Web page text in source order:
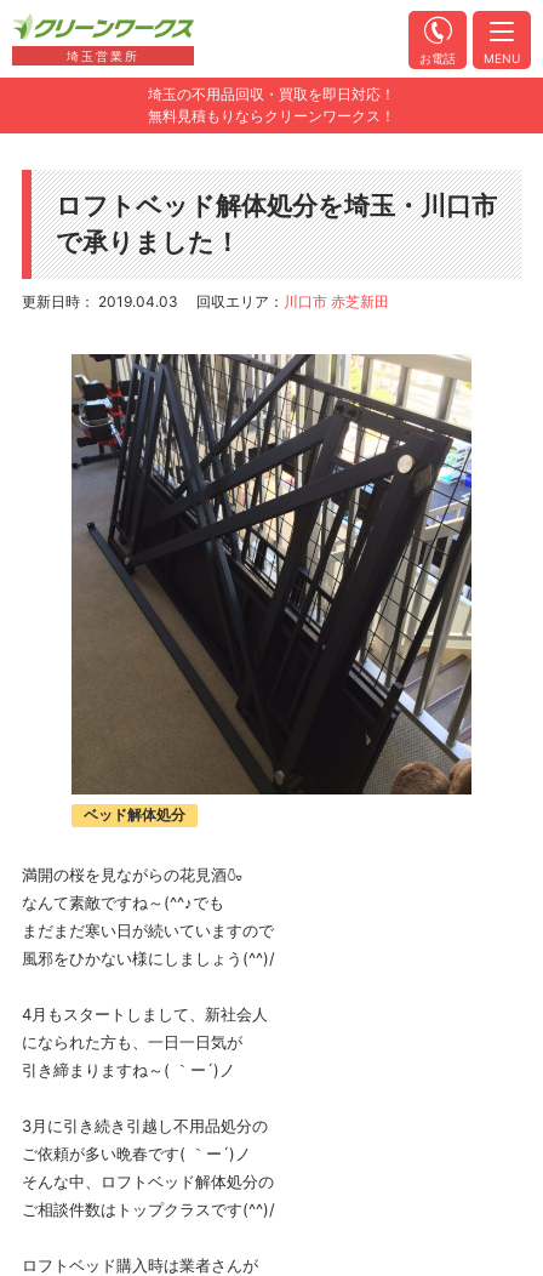
埼玉の不用品回収・買取を即日対応！
無料見積もりならクリーンワークス！
埼玉営業所 お電話 MENU
ロフトベッド解体処分を埼玉・川口市
で承りました！
更新日時： 2019.04.03 回収エリア： 川口市 赤芝新田
ベッド解体処分
満開の桜を見ながらの花見酒🍶
なんて素敵ですね～(^^♪でも
まだまだ寒い日が続いていますので
風邪をひかない様にしましょう(^^)/
4月もスタートしまして、新社会人
になられた方も、一日一日気が
引き締まりますね～( ｀ー´)ノ
3月に引き続き引越し不用品処分の
ご依頼が多い晩春です( ｀ー´)ノ
そんな中、ロフトベッド解体処分の
ご相談件数はトップクラスです(^^)/
ロフトベッド購入時は業者さんが